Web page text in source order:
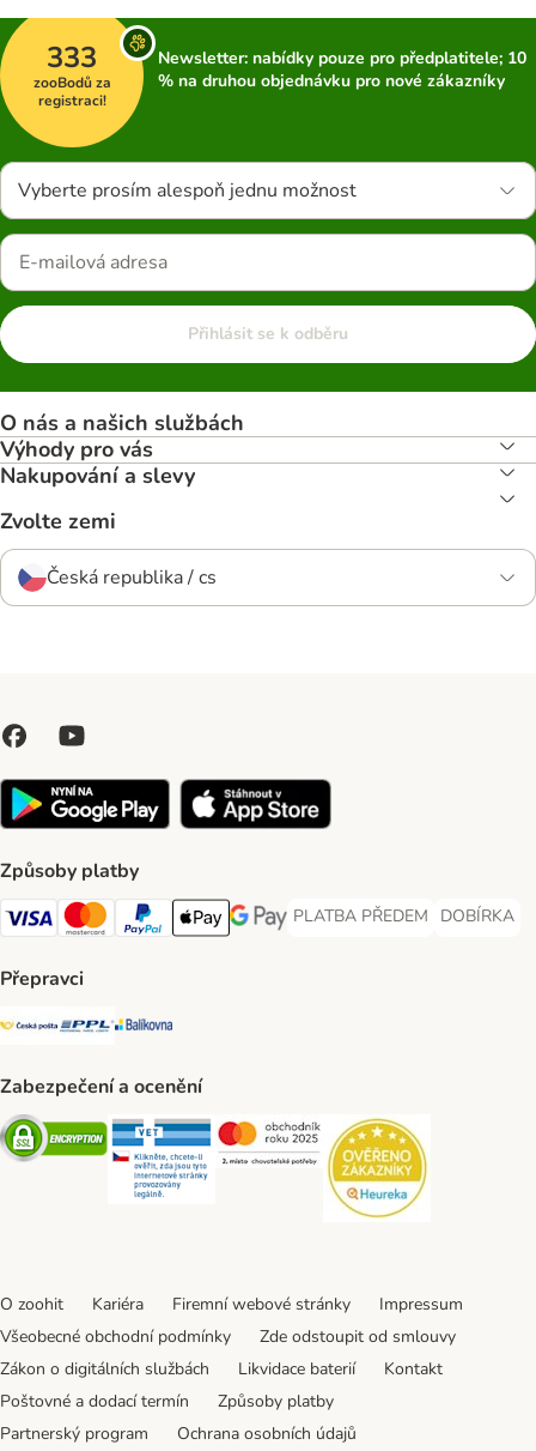
333
zooBodů za
registraci!
Newsletter: nabídky pouze pro předplatitele; 10
% na druhou objednávku pro nové zákazníky
Vyberte prosím alespoň jednu možnost
Přihlásit se k odběru
O nás a našich službách
Výhody pro vás
Nakupování a slevy
Zvolte zemi
Česká republika / cs
Způsoby platby
Visa Payment Method
Mastercard Payment Method
PayPal Payment Method
Apple pay Payment Method
GooglePay Payment Method
PLATBA PŘEDEM
PLATBA PŘEDEM Payment
DOBÍRKA
DOBÍRKA
Přepravci
Česká pošta Shipping Method
PPL Shipping Method
Balíkovna Shipping Method
Zabezpečení a ocenění
Security Security Security
O zoohit Kariéra Firemní webové stránky
Impressum
Všeobecné obchodní podmínky
Zde odstoupit od smlouvy
Zákon o digitálních službách
Likvidace baterií
Kontakt
Poštovné a dodací termín
Způsoby platby
Partnerský program
Ochrana osobních údajů